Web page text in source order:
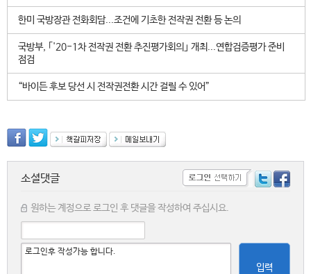
한미 국방장관 전화회담...조건에 기초한 전작권 전환 등 논의
국방부, ｢'20-1차 전작권 전환 추진평가회의｣ 개최...연합검증평가 준비
점검
“바이든 후보 당선 시 전작권전환 시간 걸릴 수 있어”
소셜댓글
원하는 계정으로 로그인 후 댓글을 작성하여 주십시요.
입력